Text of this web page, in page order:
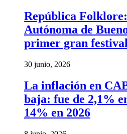
República
Autónoma de
primer gran festival
30 junio, 2026
La inflación en
baja: fue de 2,1%
14% en 2026